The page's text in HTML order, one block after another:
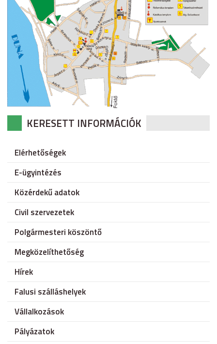
KERESETT INFORMÁCIÓK
Elérhetőségek
E-ügyintézés
Közérdekű adatok
Civil szervezetek
Polgármesteri köszöntő
Megközelíthetőség
Hírek
Falusi szálláshelyek
Vállalkozások
Pályázatok